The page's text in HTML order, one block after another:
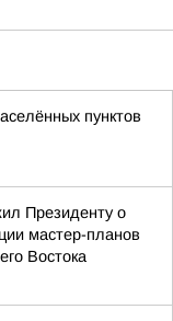
пунктов
Президенту о
мастер-планов
Востока